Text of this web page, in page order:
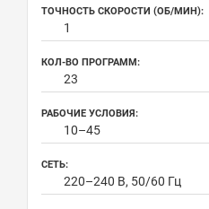
ТОЧНОСТЬ СКОРОСТИ (ОБ/МИН):
1
КОЛ-ВО ПРОГРАММ:
23
РАБОЧИЕ УСЛОВИЯ:
10–45
СЕТЬ:
220–240 В, 50/60 Гц